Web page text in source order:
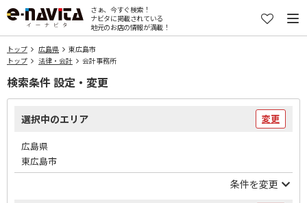
さぁ、今すぐ検索！
ナビタに掲載されている
地元のお店の情報が満載！
トップ 広島県
東広島市
トップ
法律・会計 会計事務所
検索条件 設定・変更
選択中のエリア 変更
広島県
東広島市
条件を変更